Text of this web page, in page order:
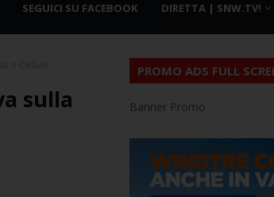
SEGUICI SU FACEBOOK DIRETTA | SNW.TV!
sulla
PROMO ADS FULL
Banner Promo